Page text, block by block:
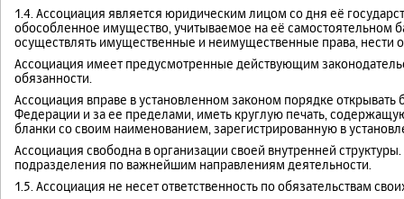
1.4. Ассоциация является юридическим лицом со дня её
обособленное имущество, учитываемое на её самостоятельном
осуществлять имущественные и неимущественные права, нести
Ассоциация имеет предусмотренные действующим
обязанности.
Ассоциация вправе в установленном законом порядке открывать
Федерации и за ее пределами, иметь круглую печать,
бланки со своим наименованием, зарегистрированную в
Ассоциация свободна в организации своей внутренней
подразделения по важнейшим направлениям деятельности.
1.5. Ассоциация не несет ответственность по обязательствам